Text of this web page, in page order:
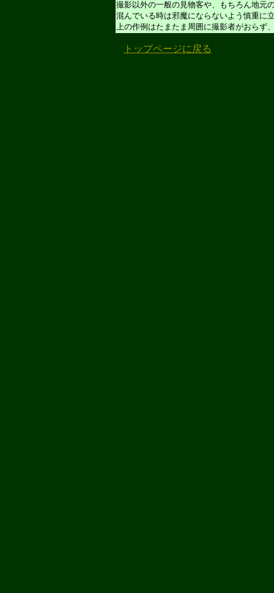
撮影以外の一般の見物客や、もちろん地元
混んでいる時は邪魔にならないよう慎重に
上の作例はたまたま周囲に撮影者がおらず
トップページに戻る